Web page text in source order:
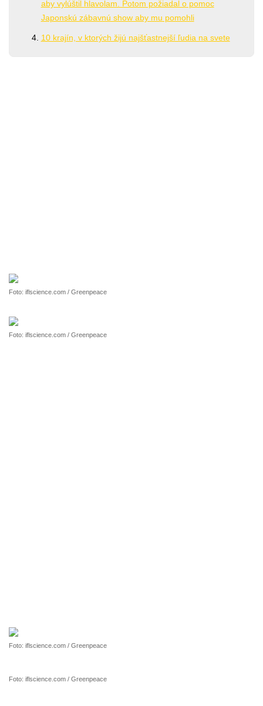
aby vylúštil hlavolam. Potom požiadal o pomoc
Japonskú zábavnú show aby mu pomohli
10 krajín, v ktorých žijú najšťastnejší ľudia na svete
Foto: iflscience.com / Greenpeace
Foto: iflscience.com / Greenpeace
Foto: iflscience.com / Greenpeace
Foto: iflscience.com / Greenpeace